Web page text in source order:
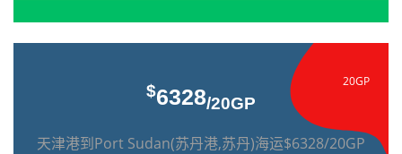
20GP
$6328/20GP
天津港到Port Sudan(苏丹港,苏丹)海运$6328/20GP